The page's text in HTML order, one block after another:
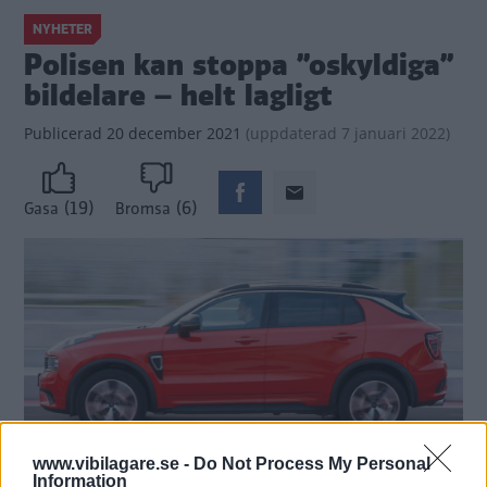
www.vibilagare.se - Do Not Process My Personal
Information
NYHETER
Polisen kan stoppa ”oskyldiga”
bildelare – helt lagligt
Publicerad 20 december 2021 (uppdaterad 7 januari 2022)
Gasa (19) Bromsa (6)